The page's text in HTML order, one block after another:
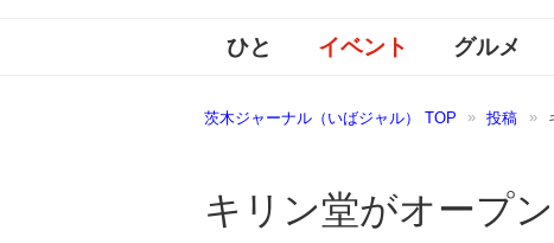
ひと イベント グルメ
茨木ジャーナル（いばジャル） TOP 投稿
キリン堂がオープ